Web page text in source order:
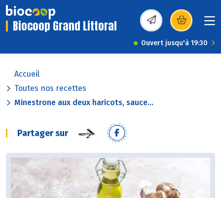
Biocoop Grand Littoral (s’ouvre dans une
Ouvert jusqu'à 19:30
Accueil
Toutes nos recettes
Minestrone aux deux haricots, sauce...
Partager sur